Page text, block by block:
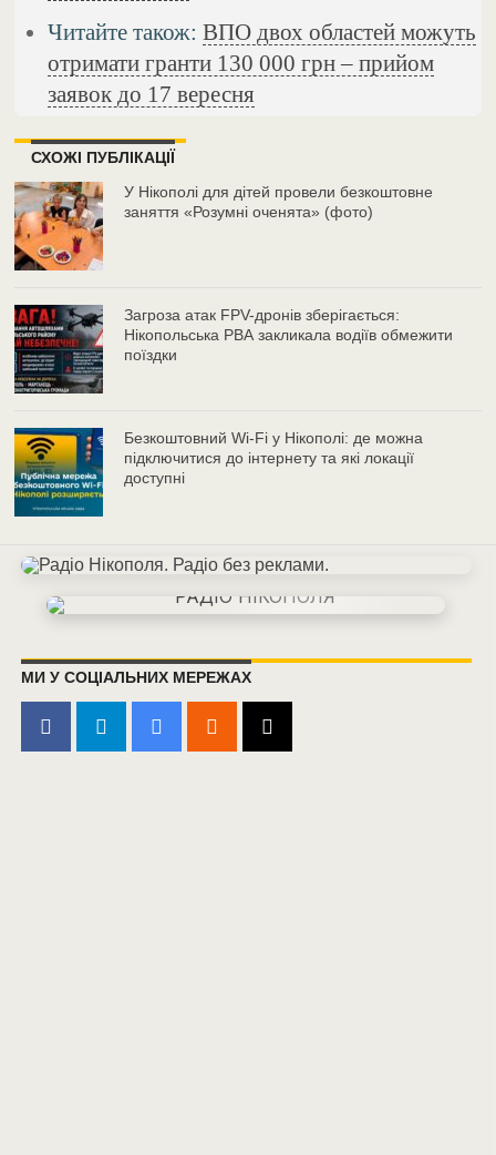
Читайте також:ВПО двох областей можуть
отримати гранти 130 000 грн – прийом
заявок до 17 вересня
СХОЖІ ПУБЛІКАЦІЇ
У Нікополі для дітей провели безкоштовне
заняття «Розумні оченята» (фото)
Загроза атак FPV-дронів зберігається:
Нікопольська РВА закликала водіїв обмежити
поїздки
Безкоштовний Wi-Fi у Нікополі: де можна
підключитися до інтернету та які локації
доступні
МИ У СОЦІАЛЬНИХ МЕРЕЖАХ